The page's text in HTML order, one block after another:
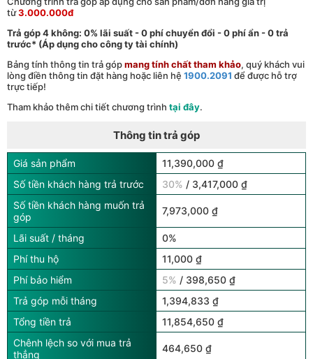
từ3.000.000đ
Trả góp 4 không: 0% lãi suất - 0 phí chuyển đổi - 0 phí ẩn - 0 trả
trước* (Áp dụng cho công ty tài chính)
Bảng tính thông tin trả gópmang tính chất tham khảo, quý khách vui
lòng điền thông tin đặt hàng hoặc liên hệ 1900.2091 để được hỗ trợ
trực tiếp!
Tham khảo thêm chi tiết chương trình tại đây.
Thông tin trả góp
Giá sản phẩm
11,390,000 ₫
Số tiền khách hàng trả trước
30% / 3,417,000 ₫
Số tiền khách hàng muốn trả
góp
7,973,000 ₫
Lãi suất / tháng
0%
Phí thu hộ
11,000 ₫
Phí bảo hiểm
5% / 398,650 ₫
Trả góp mỗi tháng
1,394,833 ₫
Tổng tiền trả
11,854,650 ₫
Chênh lệch so với mua trả
thẳng
464,650 ₫